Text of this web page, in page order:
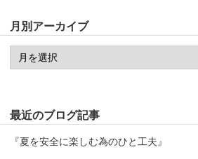
月別アーカイブ
最近のブログ記事
『夏を安全に楽しむ為のひと工夫』